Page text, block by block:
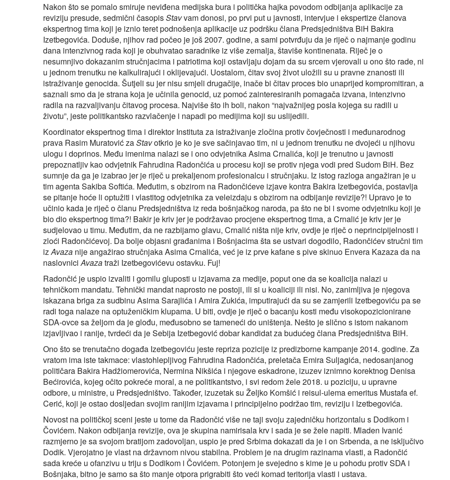
Nakon što se pomalo smiruje neviđena medijska bura i politička hajka povodom odbijanja aplikacije za
reviziju presude, sedmični časopisStavvam donosi, po prvi put u javnosti, intervjue i ekspertize članova
ekspertnog tima koji je iznio teret podnošenja aplikacije uz podršku člana Predsjedništva BiH Bakira
Izetbegovića. Doduše, njihov rad počeo je još 2007. godine, a sami potvrđuju da je riječ o najmanje godinu
dana intenzivnog rada koji je obuhvatao saradnike iz više zemalja, štaviše kontinenata. Riječ je o
nesumnjivo dokazanim stručnjacima i patriotima koji ostavljaju dojam da su srcem vjerovali u ono što rade, ni
u jednom trenutku ne kalkulirajući i oklijevajući. Uostalom, čitav svoj život uložili su u pravne znanosti ili
istraživanje genocida. Šutjeli su jer nisu smjeli drugačije, inače bi čitav proces bio unaprijed kompromitiran, a
saznali smo da je strana koja je učinila genocid, uz pomoć zainteresiranih pomagača izvana, intenzivno
radila na razvaljivanju čitavog procesa. Najviše što ih boli, nakon “najvažnijeg posla kojega su radili u
životu”, jeste politikantsko razvlačenje i napadi po medijima koji su uslijedili.
Koordinator ekspertnog tima i direktor Instituta za istraživanje zločina protiv čovječnosti i međunarodnog
prava Rasim Muratović zaStavotkrio je ko je sve sačinjavao tim, ni u jednom trenutku ne dvojeći u njihovu
ulogu i doprinos. Među imenima nalazi se i ono odvjetnika Asima Crnalića, koji je trenutno u javnosti
prepoznatljiv kao odvjetnik Fahrudina Radončića u procesu koji se protiv njega vodi pred Sudom BiH. Bez
sumnje da ga je izabrao jer je riječ u prekaljenom profesionalcu i stručnjaku. Iz istog razloga angažiran je u
tim agenta Sakiba Softića. Međutim, s obzirom na Radončićeve izjave kontra Bakira Izetbegovića, postavlja
se pitanje hoće li optužiti i vlastitog odvjetnika za veleizdaju s obzirom na odbijanje revizije?! Upravo je to
učinio kada je riječ o članu Predsjedništva iz reda bošnjačkog naroda, pa što ne bi i svome odvjetniku koji je
bio dio ekspertnog tima?! Bakir je kriv jer je podržavao procjene ekspertnog tima, a Crnalić je kriv jer je
sudjelovao u timu. Međutim, da ne razbijamo glavu, Crnalić ništa nije kriv, ovdje je riječ o neprincipijelnosti i
zloći Radončićevoj. Da bolje objasni građanima i Bošnjacima šta se ustvari dogodilo, Radončićev stručni tim
izAvaza nije angažirao stručnjaka Asima Crnalića, već je iz prve kafane s pive skinuo Envera Kazaza da na
naslovniciAvazatraži Izetbegovićevu ostavku. Fuj!
Radončić je uspio izvaliti i gomilu gluposti u izjavama za medije, poput one da se koalicija nalazi u
tehničkom mandatu. Tehnički mandat naprosto ne postoji, ili si u koaliciji ili nisi. No, zanimljiva je njegova
iskazana briga za sudbinu Asima Sarajlića i Amira Zukića, imputirajući da su se zamjerili Izetbegoviću pa se
radi toga nalaze na optuženičkim klupama. U biti, ovdje je riječ o bacanju kosti među visokopozicionirane
SDA-ovce sa željom da je glođu, međusobno se tameneći do uništenja. Nešto je slično s istom nakanom
izjavljivao i ranije, tvrdeći da je Sebija Izetbegović dobar kandidat za budućeg člana Predsjedništva BiH.
Ono što se trenutačno događa Izetbegoviću jeste repriza pozicije iz predizborne kampanje 2014. godine. Za
vratom ima iste takmace: vlastohlepljivog Fahrudina Radončića, preletača Emira Suljagića, nedosanjanog
političara Bakira Hadžiomerovića, Nermina Nikšića i njegove eskadrone, izuzev iznimno korektnog Denisa
Bećirovića, kojeg očito pokreće moral, a ne politikantstvo, i svi redom žele 2018. u poziciju, u upravne
odbore, u ministre, u Predsjedništvo. Također, izuzetak su Željko Komšić i reisul-ulema emeritus Mustafa ef.
Cerić, koji je ostao dosljedan svojim ranijim izjavama i principijelno podržao tim, reviziju i Izetbegovića.
Novost na političkoj sceni jeste u tome da Radončić više ne taji svoju zajedničku horizontalu s Dodikom i
Čovićem. Nakon odbijanja revizije, ova je skupina namirisala krv i sada je se žele napiti. Mladen Ivanić
razmjerno je sa svojom bratijom zadovoljan, uspio je pred Srbima dokazati da je i on Srbenda, a ne isključivo
Dodik. Vjerojatno je vlast na državnom nivou stabilna. Problem je na drugim razinama vlasti, a Radončić
sada kreće u ofanzivu u triju s Dodikom i Čovićem. Potonjem je svejedno s kime je u pohodu protiv SDA i
Bošnjaka, bitno je samo sa što manje otpora prigrabiti što veći komad teritorija vlasti i ustava.